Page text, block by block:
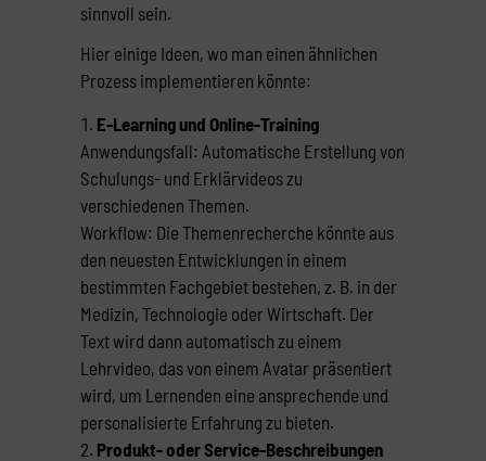
sinnvoll sein.
Hier einige Ideen, wo man einen ähnlichen
Prozess implementieren könnte:
E-Learning und Online-Training
Anwendungsfall: Automatische Erstellung von
Schulungs- und Erklärvideos zu
verschiedenen Themen.
Workflow: Die Themenrecherche könnte aus
den neuesten Entwicklungen in einem
bestimmten Fachgebiet bestehen, z. B. in der
Medizin, Technologie oder Wirtschaft. Der
Text wird dann automatisch zu einem
Lehrvideo, das von einem Avatar präsentiert
wird, um Lernenden eine ansprechende und
personalisierte Erfahrung zu bieten.
Produkt- oder Service-Beschreibungen